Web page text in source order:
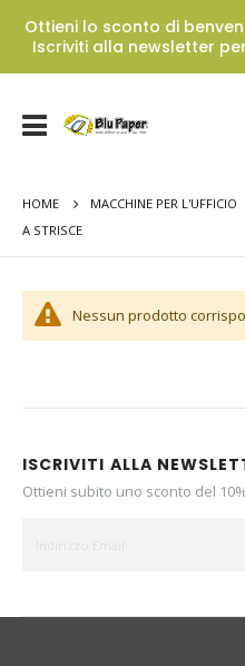
Ottieni lo sconto di
Iscriviti alla newsletter
Toggle
HOME MACCHINE PER L'UFFICIO
A STRISCE
Nessun prodotto
ISCRIVITI ALLA
Ottieni subito uno sconto del